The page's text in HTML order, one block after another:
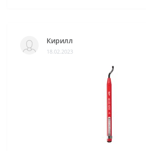
Кирилл
18.02.2023